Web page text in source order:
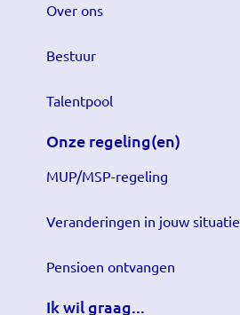
Over ons
Bestuur
Talentpool
Onze regeling(en)
MUP/MSP-regeling
Veranderingen in jouw situatie
Pensioen ontvangen
Ik wil graag...